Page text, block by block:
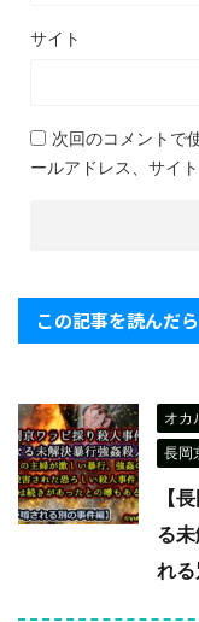
サイト
次回のコメントで
ールアドレス、サイト
この記事を読んだ
オカ
長岡
【
る
れる